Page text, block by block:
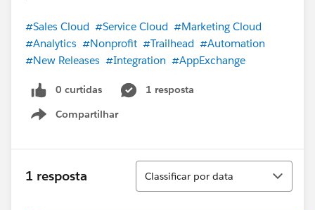
#Sales Cloud #Service Cloud #Marketing Cloud
#Analytics #Nonprofit #Trailhead #Automation
#New Releases #Integration #AppExchange
0 curtidas
1 resposta
Compartilhar
Show menu
1 resposta
Classificar
Classificar por data